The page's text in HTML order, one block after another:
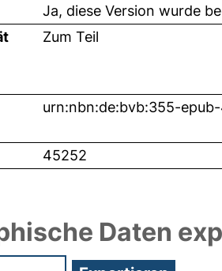
Ja, diese Version wurde
Zum Teil
urn:nbn:de:bvb:355-
45252
Daten